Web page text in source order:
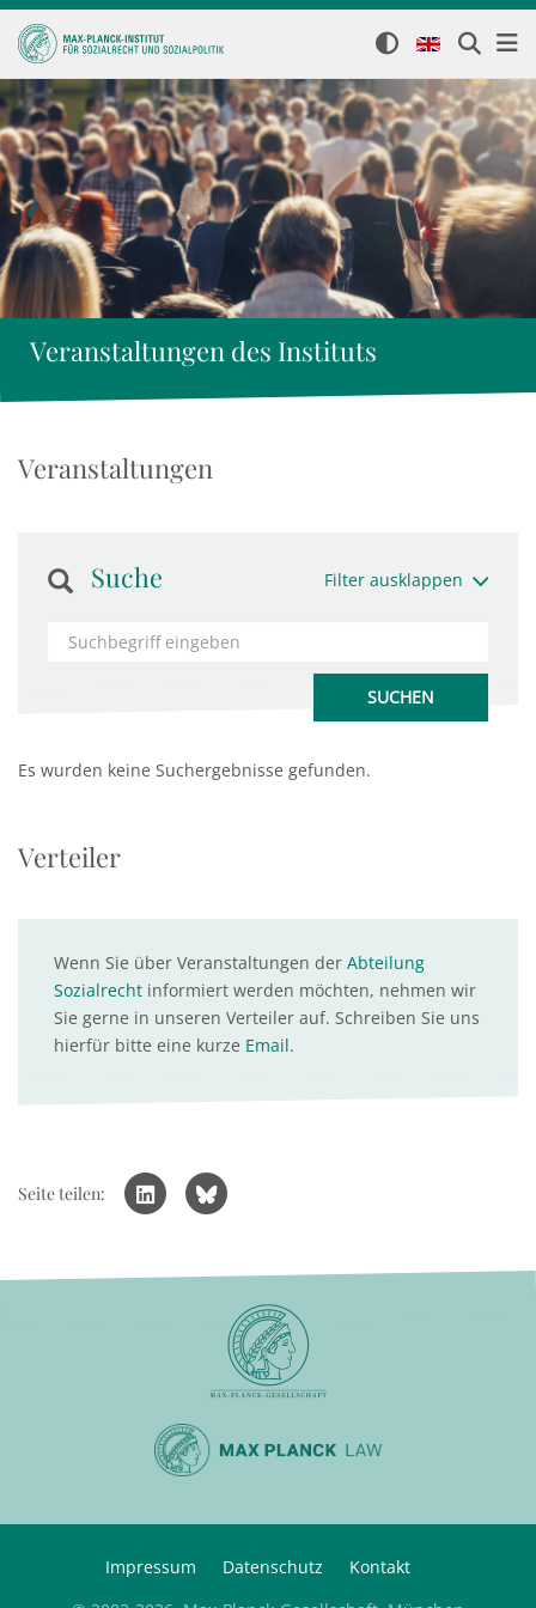
Veranstaltungen des Instituts
Veranstaltungen
Suche Filter ausklappen
Es wurden keine Suchergebnisse gefunden.
Verteiler
Wenn Sie über Veranstaltungen der Abteilung
Sozialrecht informiert werden möchten, nehmen wir
Sie gerne in unseren Verteiler auf. Schreiben Sie uns
hierfür bitte eine kurze Email.
Seite teilen:
Impressum Datenschutz
Kontakt